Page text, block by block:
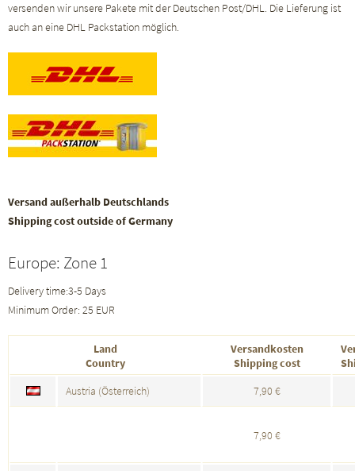
versenden wir unsere Pakete mit der Deutschen Post/DHL. Die Lieferung ist
auch an eine DHL Packstation möglich.
Versand außerhalb Deutschlands
Shipping cost outside of Germany
Europe: Zone 1
Delivery time:3-5 Days
Minimum Order: 25 EUR
Land
Country
Versandkosten
Shipping cost
Austria (Österreich)
7,90 €
7,90 €